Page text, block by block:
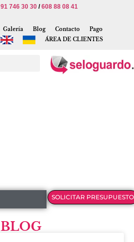
91 746 30 30/608 88 08 41
Galería Blog Contacto
Pago
ÁREA DE CLIENTES
SOLICITAR PRESUPUESTO
BLOG